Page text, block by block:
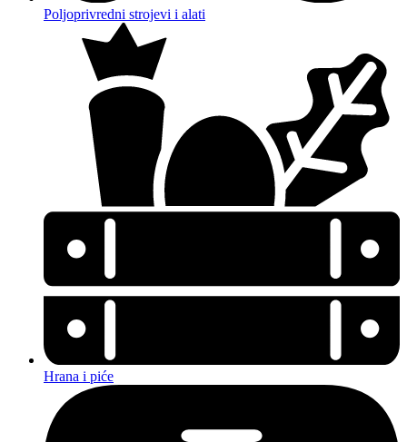
Poljoprivredni strojevi i alati
Hrana i piće